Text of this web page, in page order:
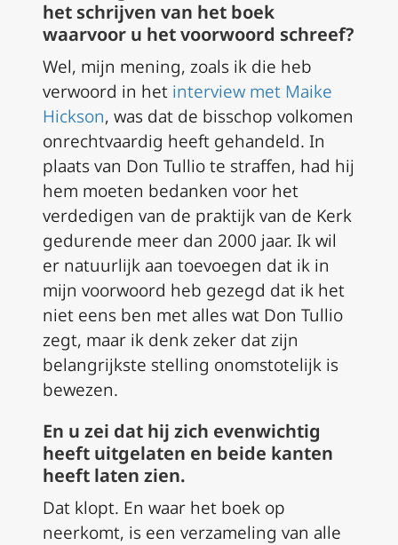
het schrijven van het boek
waarvoor u het voorwoord schreef?
Wel, mijn mening, zoals ik die heb
verwoord in het interview met Maike
Hickson, was dat de bisschop volkomen
onrechtvaardig heeft gehandeld. In
plaats van Don Tullio te straffen, had hij
hem moeten bedanken voor het
verdedigen van de praktijk van de Kerk
gedurende meer dan 2000 jaar. Ik wil
er natuurlijk aan toevoegen dat ik in
mijn voorwoord heb gezegd dat ik het
niet eens ben met alles wat Don Tullio
zegt, maar ik denk zeker dat zijn
belangrijkste stelling onomstotelijk is
bewezen.
En u zei dat hij zich evenwichtig
heeft uitgelaten en beide kanten
heeft laten zien.
Dat klopt. En waar het boek op
neerkomt, is een verzameling van alle